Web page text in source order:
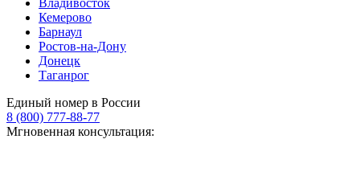
Владивосток
Кемерово
Барнаул
Ростов-на-Дону
Донецк
Таганрог
Единый номер в России
8 (800) 777-88-77
Мгновенная консультация: